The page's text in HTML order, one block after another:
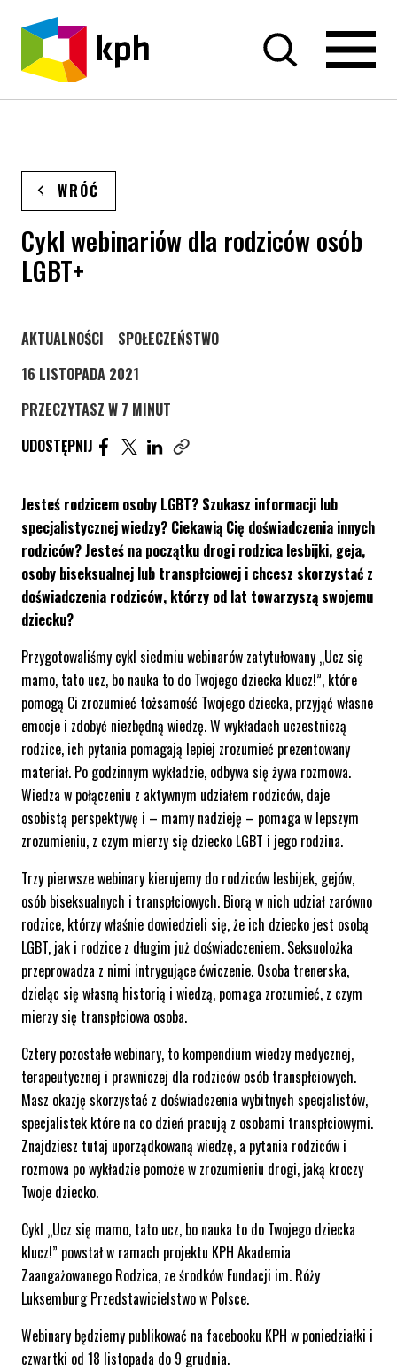
PRZEJDŹ DO TREŚCI
WRÓĆ
Cykl webinariów dla rodziców osób
LGBT+
STRONA KATEGORII WPISÓW
AKTUALNOŚCI STRONA KATEGORII WPISÓW
SPOŁECZEŃSTWO
16 LISTOPADA 2021
PRZECZYTASZ W 7 MINUT
UDOSTĘPNIJ
UDOSTĘPNIJ ARTYKUŁ NA FACEBOOK. STRONA
UDOSTĘPNIJ ARTYKUŁ NA TWITTER.
UDOSTĘPNIJ ARTYKUŁ NA LINKEDIN.
Jesteś rodzicem osoby LGBT? Szukasz informacji lub
specjalistycznej wiedzy? Ciekawią Cię doświadczenia innych
rodziców? Jesteś na początku drogi rodzica lesbijki, geja,
osoby biseksualnej lub transpłciowej i chcesz skorzystać z
doświadczenia rodziców, którzy od lat towarzyszą swojemu
dziecku?
Przygotowaliśmy cykl siedmiu webinarów zatytułowany „Ucz się
mamo, tato ucz, bo nauka to do Twojego dziecka klucz!”, które
pomogą Ci zrozumieć tożsamość Twojego dziecka, przyjąć własne
emocje i zdobyć niezbędną wiedzę. W wykładach uczestniczą
rodzice, ich pytania pomagają lepiej zrozumieć prezentowany
materiał. Po godzinnym wykładzie, odbywa się żywa rozmowa.
Wiedza w połączeniu z aktywnym udziałem rodziców, daje
osobistą perspektywę i – mamy nadzieję – pomaga w lepszym
zrozumieniu, z czym mierzy się dziecko LGBT i jego rodzina.
Trzy pierwsze webinary kierujemy do rodziców lesbijek, gejów,
osób biseksualnych i transpłciowych. Biorą w nich udział zarówno
rodzice, którzy właśnie dowiedzieli się, że ich dziecko jest osobą
LGBT, jak i rodzice z długim już doświadczeniem. Seksuolożka
przeprowadza z nimi intrygujące ćwiczenie. Osoba trenerska,
dzieląc się własną historią i wiedzą, pomaga zrozumieć, z czym
mierzy się transpłciowa osoba.
Cztery pozostałe webinary, to kompendium wiedzy medycznej,
terapeutycznej i prawniczej dla rodziców osób transpłciowych.
Masz okazję skorzystać z doświadczenia wybitnych specjalistów,
specjalistek które na co dzień pracują z osobami transpłciowymi.
Znajdziesz tutaj uporządkowaną wiedzę, a pytania rodziców i
rozmowa po wykładzie pomoże w zrozumieniu drogi, jaką kroczy
Twoje dziecko.
Cykl „Ucz się mamo, tato ucz, bo nauka to do Twojego dziecka
klucz!” powstał w ramach projektu KPH Akademia
Zaangażowanego Rodzica, ze środków Fundacji im. Róży
Luksemburg Przedstawicielstwo w Polsce.
Webinary będziemy publikować na facebooku KPH w poniedziałki i
czwartki od 18 listopada do 9 grudnia.